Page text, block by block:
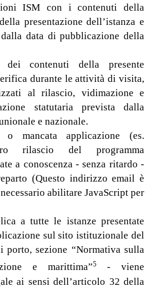
ISM con i contenuti della
presentazione dell’istanza e
data di pubblicazione della
dei contenuti della presente
durante le attività di visita,
al rilascio, vidimazione e
statutaria prevista dalla
e nazionale.
o mancata applicazione (es.
rilascio del programma
a conoscenza - senza ritardo -
(Questo indirizzo email è
abilitare JavaScript per
a tutte le istanze presentate
sul sito istituzionale del
porto, sezione “Normativa sulla
e marittima”5
- viene
ai sensi dell’articolo 32 della